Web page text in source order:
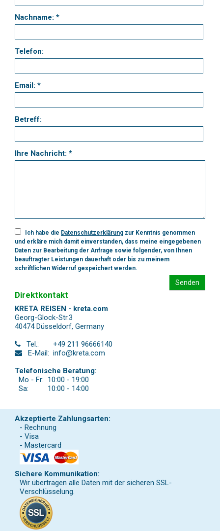
Nachname: *
Telefon:
Email: *
Betreff:
Ihre Nachricht: *
Ich habe die Datenschutzerklärung zur Kenntnis genommen
und erkläre mich damit einverstanden, dass meine eingegebenen
Daten zur Bearbeitung der Anfrage sowie folgender, von Ihnen
beauftragter Leistungen dauerhaft oder bis zu meinem
schriftlichen Widerruf gespeichert werden.
Senden
Direktkontakt
KRETA REISEN - kreta.com
Georg-Glock-Str.3
40474 Düsseldorf, Germany
Tel.:
+49 211 96666140
E-Mail: info@kreta.com
Telefonische Beratung:
Mo - Fr: 10:00 - 19:00
Sa:
10:00 - 14:00
Akzeptierte Zahlungsarten:
- Rechnung
- Visa
- Mastercard
Sichere Kommunikation:
Wir übertragen alle Daten mit der sicheren SSL-
Verschlüsselung.